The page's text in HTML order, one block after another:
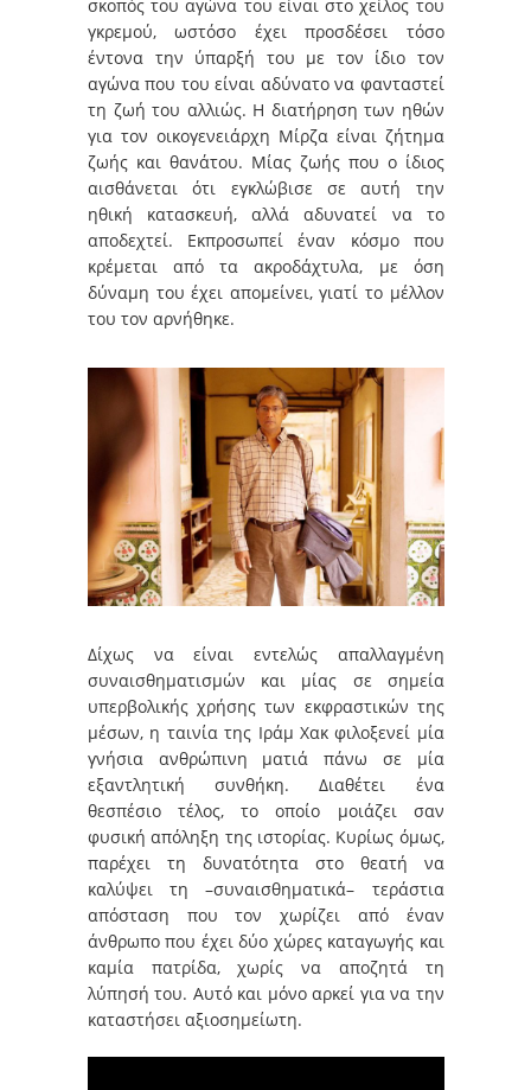
σκοπός του αγώνα του είναι στο χείλος του
γκρεμού, ωστόσο έχει προσδέσει τόσο
έντονα την ύπαρξή του με τον ίδιο τον
αγώνα που του είναι αδύνατο να φανταστεί
τη ζωή του αλλιώς. Η διατήρηση των ηθών
για τον οικογενειάρχη Μίρζα είναι ζήτημα
ζωής και θανάτου. Μίας ζωής που ο ίδιος
αισθάνεται ότι εγκλώβισε σε αυτή την
ηθική κατασκευή, αλλά αδυνατεί να το
αποδεχτεί. Εκπροσωπεί έναν κόσμο που
κρέμεται από τα ακροδάχτυλα, με όση
δύναμη του έχει απομείνει, γιατί το μέλλον
του τον αρνήθηκε.
Δίχως να είναι εντελώς απαλλαγμένη
συναισθηματισμών και μίας σε σημεία
υπερβολικής χρήσης των εκφραστικών της
μέσων, η ταινία της Ιράμ Χακ φιλοξενεί μία
γνήσια ανθρώπινη ματιά πάνω σε μία
εξαντλητική συνθήκη. Διαθέτει ένα
θεσπέσιο τέλος, το οποίο μοιάζει σαν
φυσική απόληξη της ιστορίας. Κυρίως όμως,
παρέχει τη δυνατότητα στο θεατή να
καλύψει τη –συναισθηματικά– τεράστια
απόσταση που τον χωρίζει από έναν
άνθρωπο που έχει δύο χώρες καταγωγής και
καμία πατρίδα, χωρίς να αποζητά τη
λύπησή του. Αυτό και μόνο αρκεί για να την
καταστήσει αξιοσημείωτη.